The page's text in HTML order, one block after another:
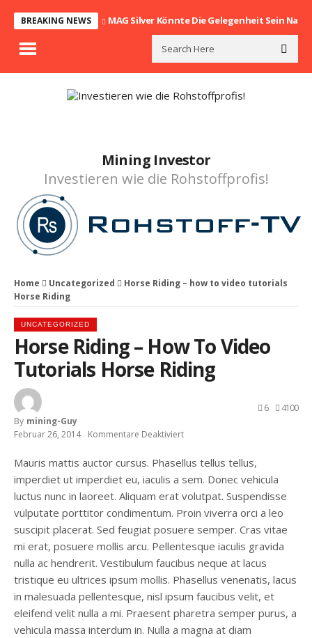
BREAKING NEWS MAG Silver Könnte Die Gelegenheit Sein
Mining Investor
Investieren wie die Rohstoffprofis!
Home Uncategorized
Horse Riding – how to video tutorials
Horse Riding
UNCATEGORIZED
Horse Riding – How To Video
Tutorials Horse Riding
By Mining-Guy
Februar 26, 2014
Kommentare Deaktiviert
Riding
–
How
To
Video
Tutorials
Riding
4100
6
Mauris mattis auctor cursus. Phasellus tellus tellus,
imperdiet ut imperdiet eu, iaculis a sem. Donec vehicula
luctus nunc in laoreet. Aliquam erat volutpat. Suspendisse
vulputate porttitor condimentum. Proin viverra orci a leo
suscipit placerat. Sed feugiat posuere semper. Cras vitae
mi erat, posuere mollis arcu. Pellentesque iaculis gravida
nulla ac hendrerit. Vestibulum faucibus neque at lacus
tristique eu ultrices ipsum mollis. Phasellus venenatis, lacus
in malesuada pellentesque, nisl ipsum faucibus velit, et
eleifend velit nulla a mi. Praesent pharetra semper purus, a
vehicula massa interdum in. Nulla a magna at diam